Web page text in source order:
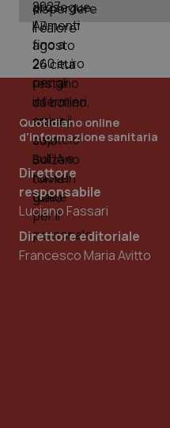
Quotidiano online
d'informazione sanitaria
Direttore
responsabile
Luciano Fassari
Direttore editoriale
Francesco Maria Avitto
PHPSESSID